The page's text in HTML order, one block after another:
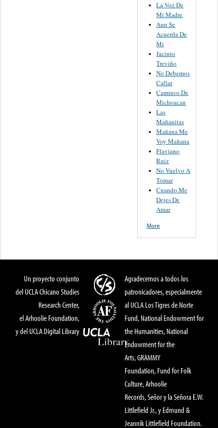
La Voz De
Mi Madre
Aun Se
Acuerda De
Mi
Jacinto
Treviño
No Debemos
Callar
Caminos De
Michoacan
Las
Mañanitas
Mañana Me
Voy Mañana
Flaviano
Ruiz
No Vuelvo A
Tomar
Cuando Me
Dejes De
Amar
More
Un proyecto conjunto
del UCLA Chicano Studies
Research Center,
el Arhoolie Foundation,
y del UCLA Digital Library
Agradecemos a todos los
patronicadores, especialmente
al UCLA Los Tigres de Norte
Fund, National Endowment for
the Humanities, National
Endowment for the
Arts, GRAMMY
Foundation, Fund for Folk
Culture, Arhoolie
Records, Señor y la Señora E.W.
Littlefield Jr., y Edmund &
Jeannik Littlefield Foundation.